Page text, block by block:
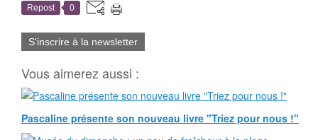
Repost 0
S'inscrire à la newsletter
Vous aimerez aussi :
Pascaline présente son nouveau livre "Triez pour nous !"